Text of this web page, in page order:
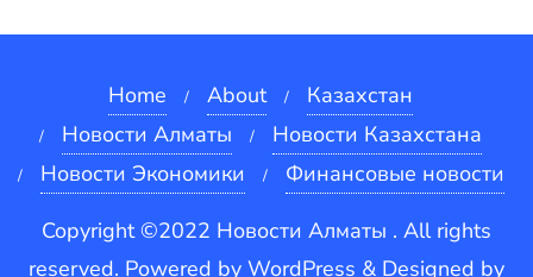
Home About
Казахстан
Новости Алматы
Новости Казахстана
Новости Экономики
Финансовые новости
Copyright ©2022 Новости Алматы . All rights
reserved. Powered by WordPress & Designed by